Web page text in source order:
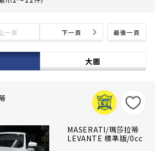
最後一頁
上一頁 下一頁
大圖
MASERATI/瑪莎拉蒂
LEVANTE 標準版/0cc